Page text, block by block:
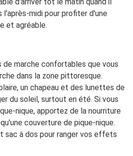
l'après-midi pour profiter d'une
et agréable.
de marche confortables que vous
dans la zone pittoresque.
un chapeau et des lunettes de
du soleil, surtout en été. Si vous
nique, apportez de la nourriture
couverture de pique-nique.
sac à dos pour ranger vos effets